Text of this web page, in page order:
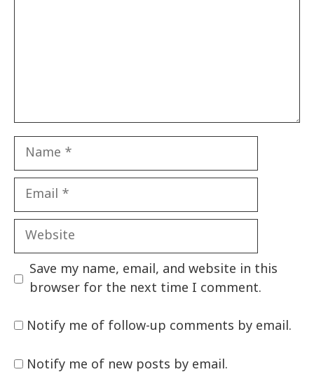
Name
Email
Website
Save my name, email, and website in this
browser for the next time I comment.
Notify me of follow-up comments by email.
Notify me of new posts by email.